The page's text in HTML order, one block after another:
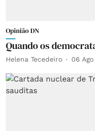
Opinião DN
Quando os
Helena Tecedeiro 06